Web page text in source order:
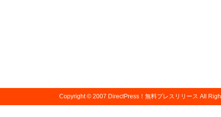
Copyright © 2007 DirectPress！無料プレスリリース All